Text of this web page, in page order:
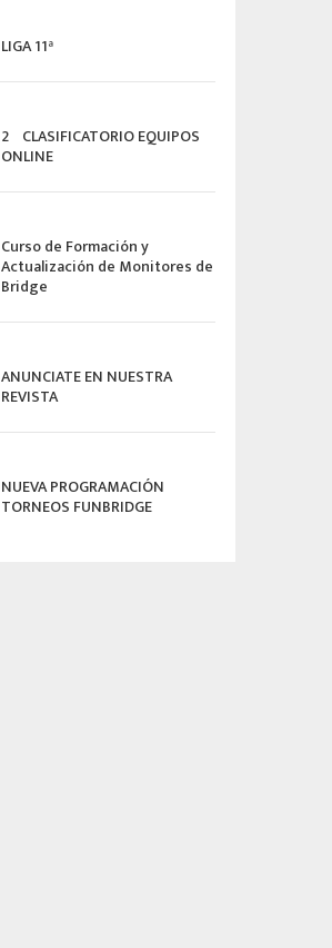
LIGA 11ª
2º CLASIFICATORIO EQUIPOS
ONLINE
Curso de Formación y
Actualización de Monitores de
Bridge
ANUNCIATE EN NUESTRA
REVISTA
NUEVA PROGRAMACIÓN
TORNEOS FUNBRIDGE